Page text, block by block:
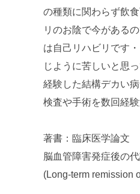
の種類に関わらず飲
リのお陰で今がある
は自己リハビリです
じように苦しいと思
経験した結構デカい
検査や手術を数回経
著書：臨床医学論文
脳血管障害発症後の
(Long-term remission